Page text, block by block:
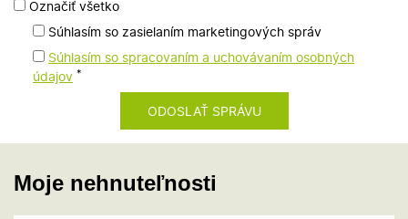
Označiť všetko
Súhlasím so zasielaním marketingových správ
Súhlasím so spracovaním a uchovávaním osobných
údajov *
Moje nehnuteľnosti